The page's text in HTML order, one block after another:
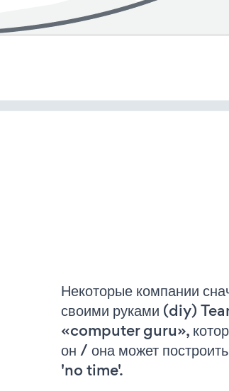
Некоторые компании
своими руками (diy)
«computer guru»,
он / она может
'no time'.